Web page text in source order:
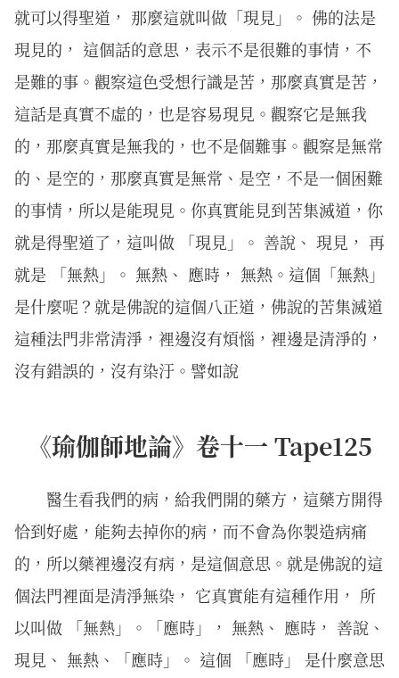
就可以得聖道， 那麼這就叫做「現見」。 佛的法是
現見的， 這個話的意思，表示不是很難的事情，不
是難的事。觀察這色受想行識是苦，那麼真實是苦，
這話是真實不虛的，也是容易現見。觀察它是無我
的，那麼真實是無我的，也不是個難事。觀察是無常
的、是空的，那麼真實是無常、是空，不是一個困難
的事情，所以是能現見。你真實能見到苦集滅道，你
就是得聖道了，這叫做 「現見」。 善說、 現見， 再
就是 「無熱」。 無熱、 應時， 無熱。這個「無熱」
是什麼呢？就是佛說的這個八正道，佛說的苦集滅道
這種法門非常清淨，裡邊沒有煩惱，裡邊是清淨的，
沒有錯誤的，沒有染汙。譬如說
《瑜伽師地論》卷十一 Tape125
醫生看我們的病，給我們開的藥方，這藥方開得
恰到好處，能夠去掉你的病，而不會為你製造病痛
的，所以藥裡邊沒有病，是這個意思。就是佛說的這
個法門裡面是清淨無染， 它真實能有這種作用， 所
以叫做 「無熱」。「應時」， 無熱、 應時， 善說、
現見、 無熱、「應時」。 這個 「應時」 是什麼意思